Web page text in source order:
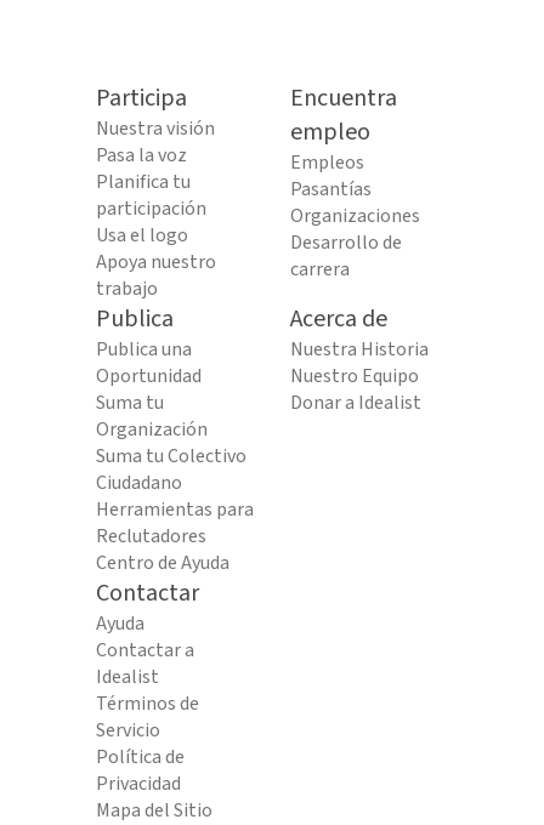
Participa
Nuestra visión
Pasa la voz
Planifica tu
participación
Usa el logo
Apoya nuestro
trabajo
Encuentra
empleo
Empleos
Pasantías
Organizaciones
Desarrollo de
carrera
Publica
Publica una
Oportunidad
Suma tu
Organización
Suma tu Colectivo
Ciudadano
Herramientas para
Reclutadores
Centro de Ayuda
Acerca de
Nuestra Historia
Nuestro Equipo
Donar a Idealist
Contactar
Ayuda
Contactar a
Idealist
Términos de
Servicio
Política de
Privacidad
Mapa del Sitio